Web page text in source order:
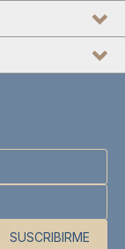
SUSCRIBIRME